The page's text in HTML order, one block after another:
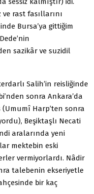
rast fasıllarını
Bursa’ya gittiğim
sazikâr ve suzidil
Salih’in reisliğinde
sonra Ankara’da
Harp’ten sonra
Beşiktaşlı Necati
aralarında yeni
mektebin eski
vermiyorlardı. Nâdir
talebenin ekseriyetle
bir kaç